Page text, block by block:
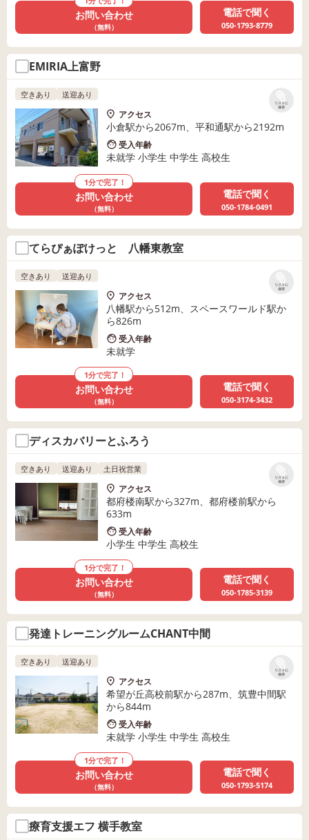
お問い合わせ
（無料）
電話で聞く
050-1793-8779
EMIRIA上富野
リストに
保存
空きあり 送迎あり
アクセス
小倉駅から2067m、平和通駅から2192m
受入年齢
未就学 小学生 中学生 高校生
1分で完了！
お問い合わせ
（無料）
電話で聞く
050-1784-0491
てらぴぁぽけっと 八幡東教室
リストに
保存
空きあり 送迎あり
アクセス
八幡駅から512m、スペースワールド駅か
ら826m
受入年齢
未就学
1分で完了！
お問い合わせ
（無料）
電話で聞く
050-3174-3432
ディスカバリーとふろう
リストに
保存
空きあり 送迎あり 土日祝営業
アクセス
都府楼南駅から327m、都府楼前駅から
633m
受入年齢
小学生 中学生 高校生
1分で完了！
お問い合わせ
（無料）
電話で聞く
050-1785-3139
発達トレーニングルームCHANT中間
リストに
保存
空きあり 送迎あり
アクセス
希望が丘高校前駅から287m、筑豊中間駅
から844m
受入年齢
未就学 小学生 中学生 高校生
1分で完了！
お問い合わせ
（無料）
電話で聞く
050-1793-5174
療育支援エフ 横手教室